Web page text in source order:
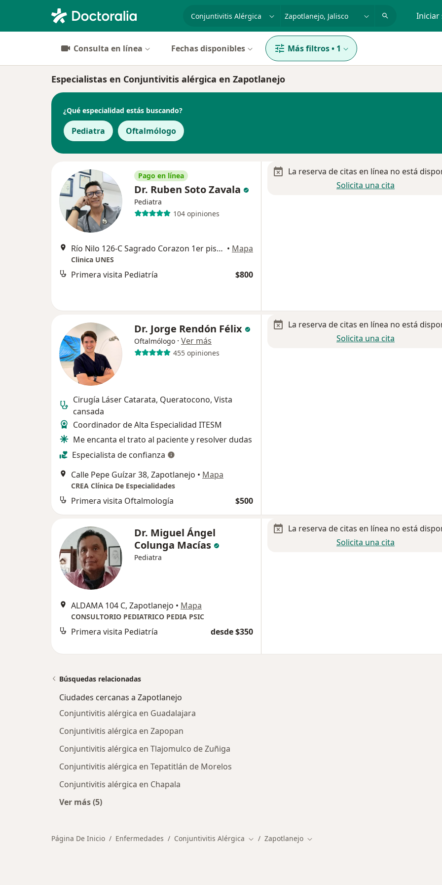
especialidad, enfermedad o nombre Iniciar
Consulta en línea Fechas disponibles Más filtros• 1
Especialistas en Conjuntivitis alérgica en Zapotlanejo
¿Qué especialidad estás buscando?
Pediatra Oftalmólogo
Pago en línea
Dr. Ruben Soto Zavala
Pediatra
104 opiniones
Río Nilo 126-C Sagrado Corazon 1er piso, Zapotlanejo • Mapa
Clinica UNES
Primera visita Pediatría $800
La reserva de citas en línea no está
Solicita una cita
Dr. Jorge Rendón Félix
Oftalmólogo · Ver más
455 opiniones
Cirugía Láser Catarata, Queratocono, Vista
cansada
Coordinador de Alta Especialidad ITESM
Me encanta el trato al paciente y resolver dudas
Especialista de confianza
Calle Pepe Guízar 38, Zapotlanejo • Mapa
CREA Clínica De Especialidades
Primera visita Oftalmología $500
La reserva de citas en línea no está
Solicita una cita
Dr. Miguel Ángel
Colunga Macías
Pediatra
ALDAMA 104 C, Zapotlanejo • Mapa
CONSULTORIO PEDIATRICO PEDIA PSIC
Primera visita Pediatría desde $350
La reserva de citas en línea no está
Solicita una cita
Búsquedas relacionadas
Ciudades cercanas a Zapotlanejo
Conjuntivitis alérgica en Guadalajara
Conjuntivitis alérgica en Zapopan
Conjuntivitis alérgica en Tlajomulco de Zuñiga
Conjuntivitis alérgica en Tepatitlán de Morelos
Conjuntivitis alérgica en Chapala
Ver más (5)
Página De Inicio Enfermedades Conjuntivitis Alérgica Cambiar de ciudad
Zapotlanejo Cambiar de ciudad